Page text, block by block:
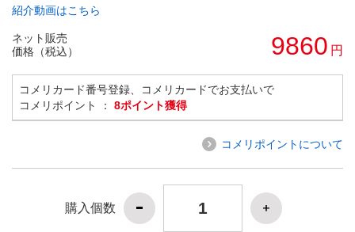
紹介動画はこちら
ネット販売
価格（税込）
9860 円
コメリカード番号登録、コメリカードでお支払いで
コメリポイント ： 8ポイント獲得
コメリポイントについて
購入個数